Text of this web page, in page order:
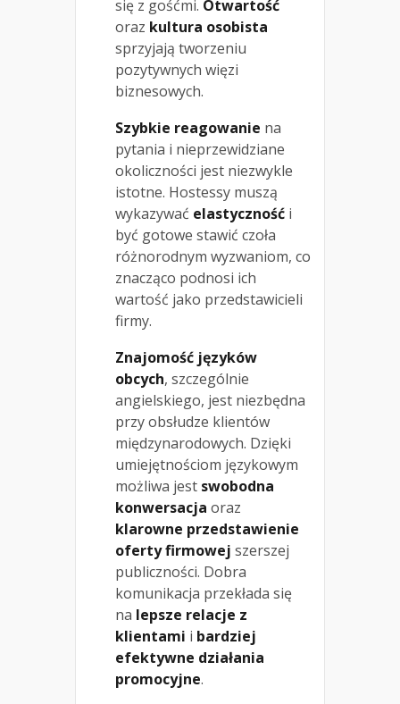
się z gośćmi. Otwartość
oraz kultura osobista
sprzyjają tworzeniu
pozytywnych więzi
biznesowych.
Szybkie reagowanie na
pytania i nieprzewidziane
okoliczności jest niezwykle
istotne. Hostessy muszą
wykazywać elastyczność i
być gotowe stawić czoła
różnorodnym wyzwaniom, co
znacząco podnosi ich
wartość jako przedstawicieli
firmy.
Znajomość języków
obcych, szczególnie
angielskiego, jest niezbędna
przy obsłudze klientów
międzynarodowych. Dzięki
umiejętnościom językowym
możliwa jest swobodna
konwersacja oraz
klarowne przedstawienie
oferty firmowej szerszej
publiczności. Dobra
komunikacja przekłada się
na lepsze relacje z
klientami i bardziej
efektywne działania
promocyjne.